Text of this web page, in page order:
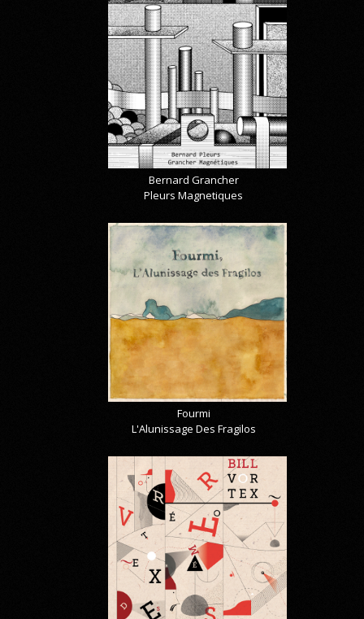
Bernard Grancher
Pleurs Magnetiques
Fourmi
L'Alunissage Des Fragilos